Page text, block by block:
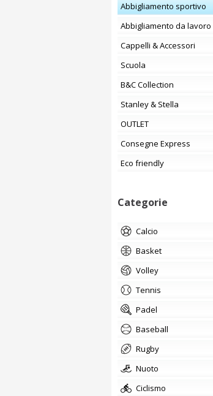
Abbigliamento sportivo
Abbigliamento da lavoro
Cappelli & Accessori
Scuola
B&C Collection
Stanley & Stella
OUTLET
Consegne Express
Eco friendly
Categorie
calcio
basket
volley
tennis
padel
baseball
rugby
nuoto
ciclismo